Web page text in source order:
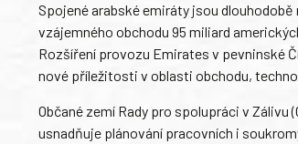
Spojené arabské emiráty jsou
vzájemného obchodu 95 miliard
Rozšíření provozu Emirates v pevninské
nové příležitosti v oblasti obchodu,
Občané zemí Rady pro spolupráci v Zálivu
usnadňuje plánování pracovních i